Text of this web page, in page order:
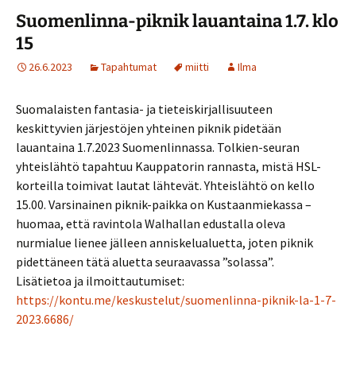
Suomenlinna-piknik lauantaina 1.7. klo
15
26.6.2023 Tapahtumat miitti Ilma
Suomalaisten fantasia- ja tieteiskirjallisuuteen
keskittyvien järjestöjen yhteinen piknik pidetään
lauantaina 1.7.2023 Suomenlinnassa. Tolkien-seuran
yhteislähtö tapahtuu Kauppatorin rannasta, mistä HSL-
korteilla toimivat lautat lähtevät. Yhteislähtö on kello
15.00. Varsinainen piknik-paikka on Kustaanmiekassa –
huomaa, että ravintola Walhallan edustalla oleva
nurmialue lienee jälleen anniskelualuetta, joten piknik
pidettäneen tätä aluetta seuraavassa ”solassa”.
Lisätietoa ja ilmoittautumiset:
https://kontu.me/keskustelut/suomenlinna-piknik-la-1-7-
2023.6686/